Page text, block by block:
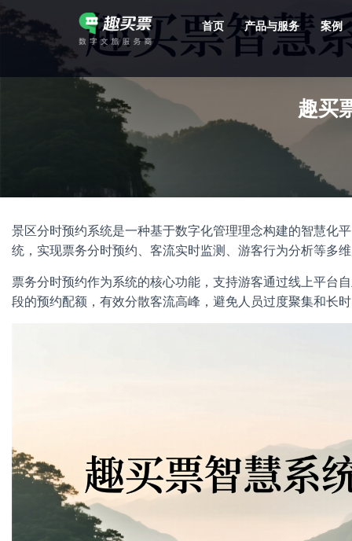
首页 产品与服务 案例
趣买
景区分时预约系统是一种基于数字化管理理念构建的智慧化
统，实现票务分时预约、客流实时监测、游客行为分析等多
票务分时预约作为系统的核心功能，支持游客通过线上平台
段的预约配额，有效分散客流高峰，避免人员过度聚集和长